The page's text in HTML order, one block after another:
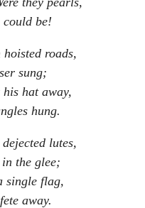
could be!
roads,
sung;
his hat away,
hung.
lutes,
the glee;
single flag,
away.